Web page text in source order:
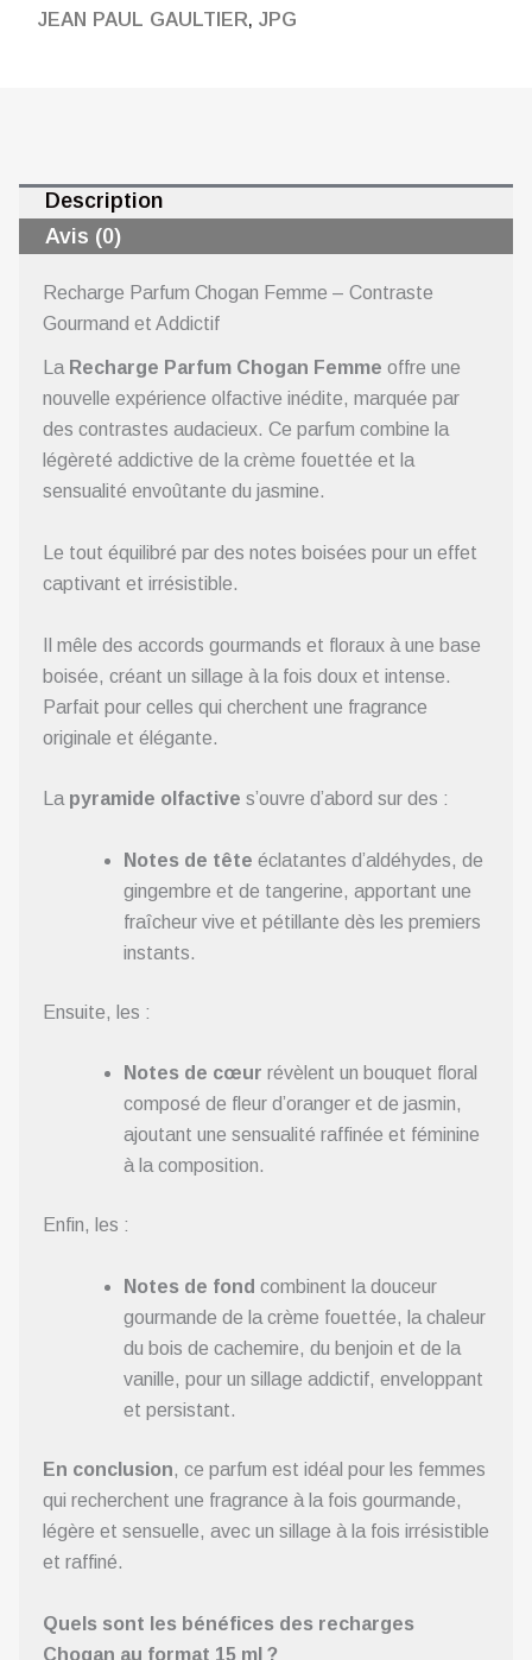
JEAN PAUL GAULTIER, JPG
Description
Avis (0)
Recharge Parfum Chogan Femme – Contraste
Gourmand et Addictif
La Recharge Parfum Chogan Femme offre une
nouvelle expérience olfactive inédite, marquée par
des contrastes audacieux. Ce parfum combine la
légèreté addictive de la crème fouettée et la
sensualité envoûtante du jasmine.
Le tout équilibré par des notes boisées pour un effet
captivant et irrésistible.
Il mêle des accords gourmands et floraux à une base
boisée, créant un sillage à la fois doux et intense.
Parfait pour celles qui cherchent une fragrance
originale et élégante.
La pyramide olfactive s’ouvre d’abord sur des :
Notes de tête éclatantes d’aldéhydes, de
gingembre et de tangerine, apportant une
fraîcheur vive et pétillante dès les premiers
instants.
Ensuite, les :
Notes de cœur révèlent un bouquet floral
composé de fleur d’oranger et de jasmin,
ajoutant une sensualité raffinée et féminine
à la composition.
Enfin, les :
Notes de fond combinent la douceur
gourmande de la crème fouettée, la chaleur
du bois de cachemire, du benjoin et de la
vanille, pour un sillage addictif, enveloppant
et persistant.
En conclusion, ce parfum est idéal pour les femmes
qui recherchent une fragrance à la fois gourmande,
légère et sensuelle, avec un sillage à la fois irrésistible
et raffiné.
Quels sont les bénéfices des recharges
Chogan au format 15 ml ?